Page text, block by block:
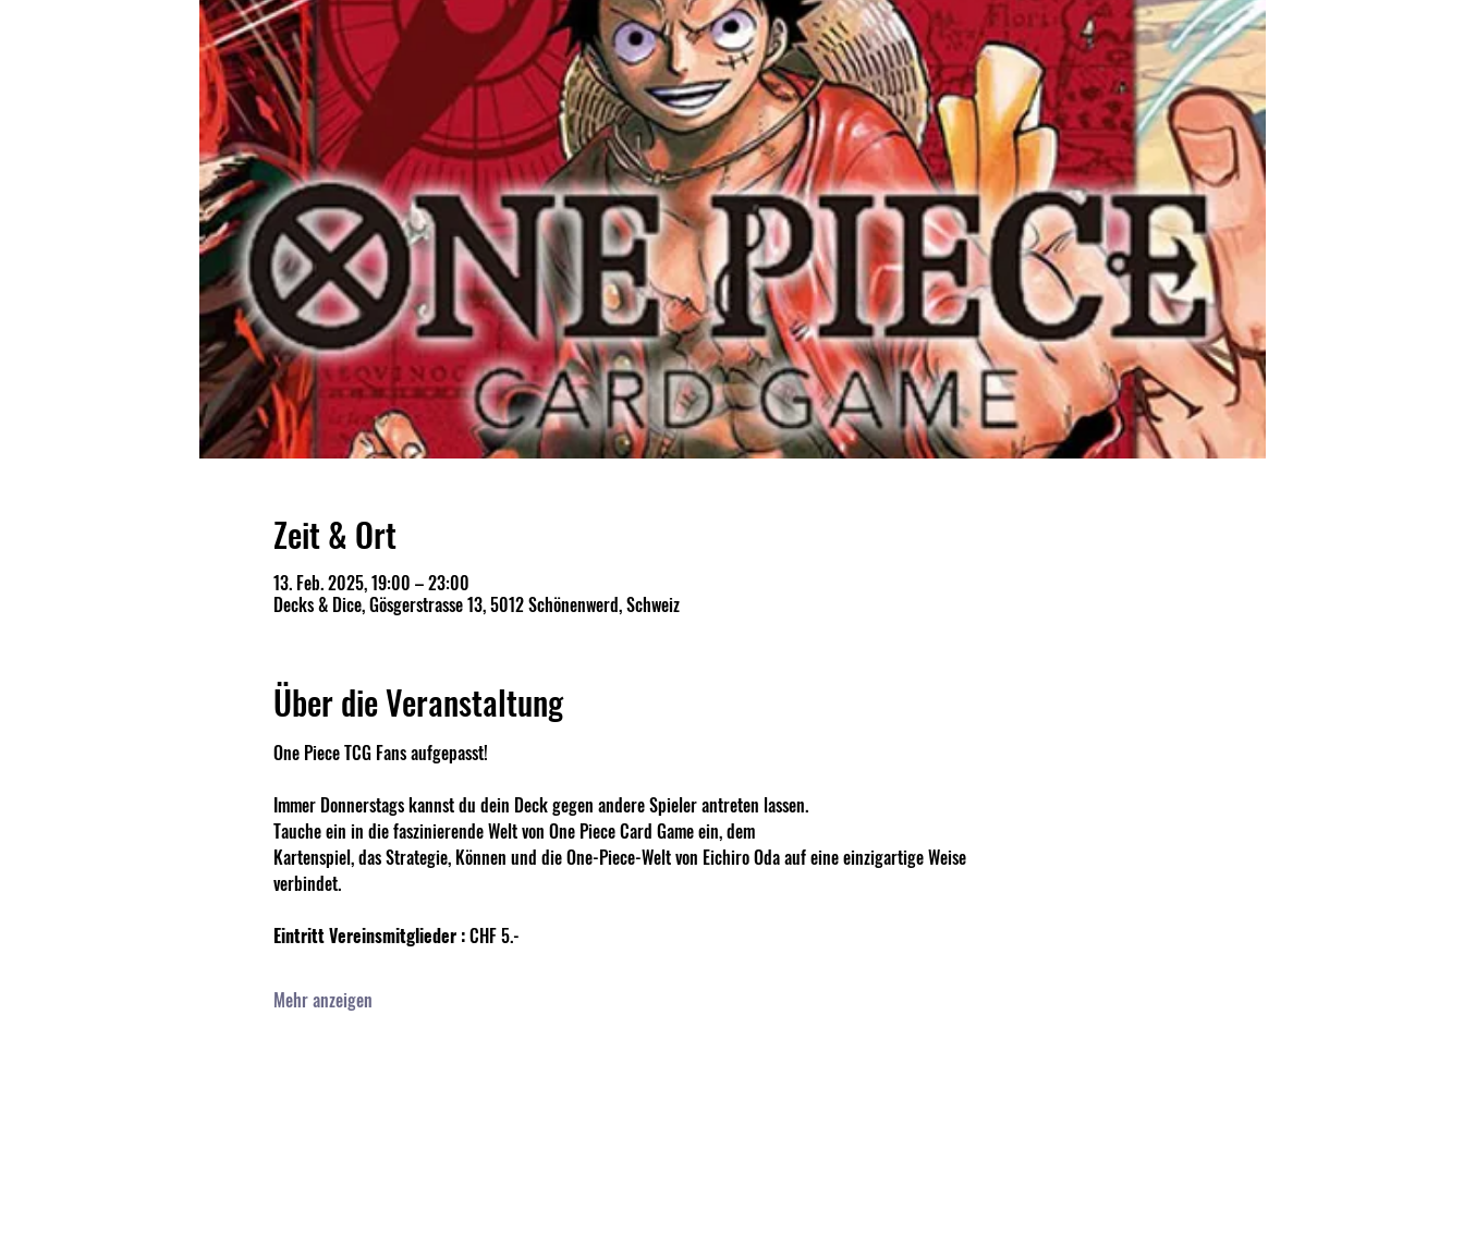
Zeit & Ort
13. Feb. 2025, 19:00 – 23:00
Decks & Dice, Gösgerstrasse 13, 5012 Schönenwerd, Schweiz
Über die Veranstaltung
One Piece TCG Fans aufgepasst!
Immer Donnerstags kannst du dein Deck gegen andere Spieler antreten lassen.
Tauche ein in die faszinierende Welt von One Piece Card Game ein, dem
Kartenspiel, das Strategie, Können und die One-Piece-Welt von Eichiro Oda auf eine einzigartige Weise
verbindet.
Eintritt Vereinsmitglieder : CHF 5.-
Mehr anzeigen